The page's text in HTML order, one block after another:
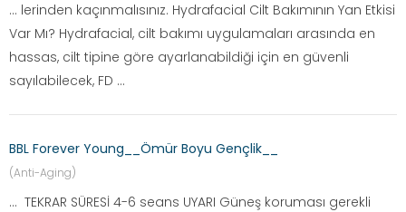
... lerinden kaçınmalısınız. Hydrafacial Cilt Bakımının Yan Etkisi
Var Mı? Hydrafacial, cilt bakımı uygulamaları arasında en
hassas, cilt tipine göre ayarlanabildiği için en güvenli
sayılabilecek, FD ...
BBL Forever Young__Ömür Boyu Gençlik__
(Anti-Aging)
... TEKRAR SÜRESİ 4-6 seans UYARI Güneş koruması gerekli